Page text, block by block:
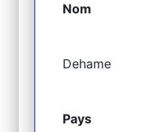
Nom
Dehame
Pays